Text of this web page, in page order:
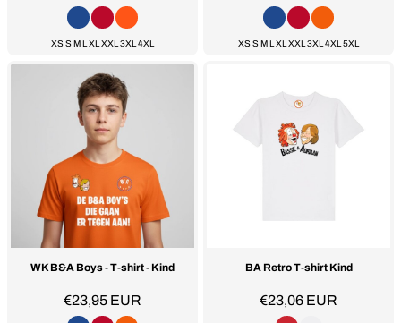
XS S M L XL XXL 3XL 4XL XS S M L XL XXL 3XL 4XL 5XL
WK B&A Boys - T-shirt - Kind
€23,95 EUR
BA Retro T-shirt Kind
€23,06 EUR